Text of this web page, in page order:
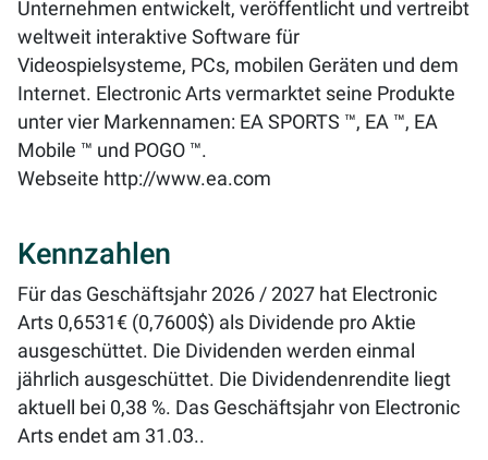
Unternehmen entwickelt, veröffentlicht und vertreibt
weltweit interaktive Software für
Videospielsysteme, PCs, mobilen Geräten und dem
Internet. Electronic Arts vermarktet seine Produkte
unter vier Markennamen: EA SPORTS ™, EA ™, EA
Mobile ™ und POGO ™.
Webseite http://www.ea.com
Kennzahlen
Für das Geschäftsjahr 2026 / 2027 hat Electronic
Arts 0,6531€ (0,7600$) als Dividende pro Aktie
ausgeschüttet. Die Dividenden werden einmal
jährlich ausgeschüttet. Die Dividendenrendite liegt
aktuell bei 0,38 %. Das Geschäftsjahr von Electronic
Arts endet am 31.03..